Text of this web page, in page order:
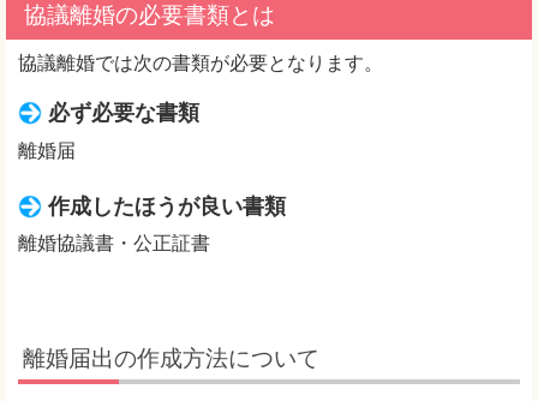
協議離婚の必要書類とは
協議離婚では次の書類が必要となります。
必ず必要な書類
離婚届
作成したほうが良い書類
離婚協議書・公正証書
離婚届出の作成方法について